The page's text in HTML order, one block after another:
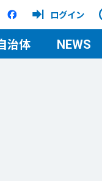
ログイン
治体 NEWS